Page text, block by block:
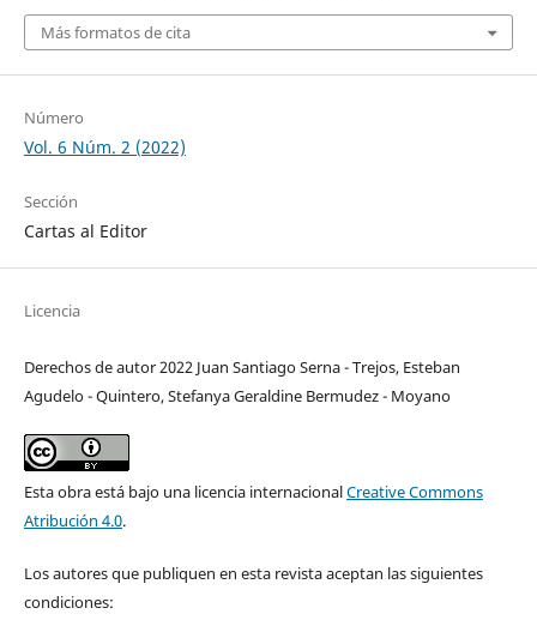
Más formatos de cita
Número
Vol. 6 Núm. 2 (2022)
Sección
Cartas al Editor
Licencia
Derechos de autor 2022 Juan Santiago Serna - Trejos, Esteban
Agudelo - Quintero, Stefanya Geraldine Bermudez - Moyano
Esta obra está bajo una licencia internacionalCreative Commons
Atribución 4.0.
Los autores que publiquen en esta revista aceptan las siguientes
condiciones: